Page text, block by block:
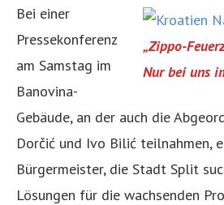
„Zippo-
Nur bei uns
Bei einer
Pressekonferenz
am Samstag im
Banovina-
Gebäude, an der auch die
Dorčić und Ivo Bilić teilnahmen,
Bürgermeister, die Stadt Split
Lösungen für die wachsenden